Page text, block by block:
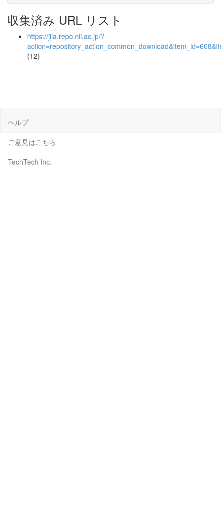
収集済み URL リスト
https://jiia.repo.nii.ac.jp/?
(12)
ヘルプ
ご意見はこちら
TechTech Inc.